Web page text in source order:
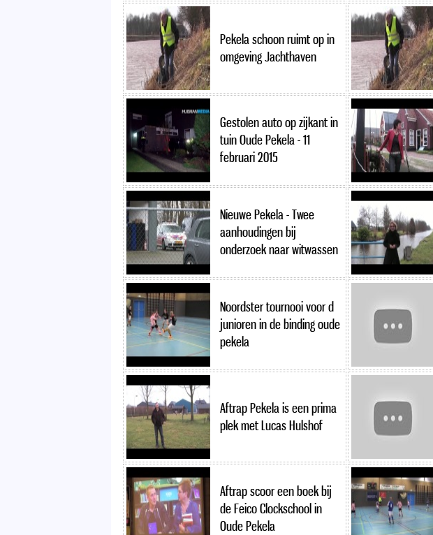
Pekela schoon ruimt op in
omgeving Jachthaven
Gestolen auto op zijkant in
tuin Oude Pekela - 11
februari 2015
Nieuwe Pekela - Twee
aanhoudingen bij
onderzoek naar witwassen
Noordster tournooi voor d
junioren in de binding oude
pekela
Aftrap Pekela is een prima
plek met Lucas Hulshof
Aftrap scoor een boek bij
de Feico Clockschool in
Oude Pekela